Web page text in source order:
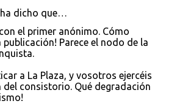
dicho que…
el primer anónimo. Cómo
publicación! Parece el nodo de la
a La Plaza, y vosotros ejercéis
del consistorio. Qué degradación